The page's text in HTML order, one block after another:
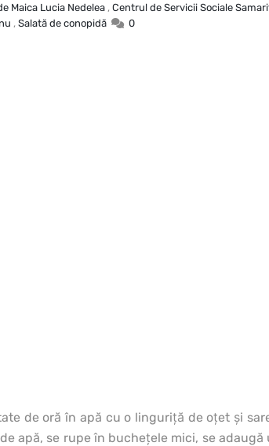
Maica Lucia Nedelea , Centrul de Servicii Sociale
, Salată de conopidă 0
de oră în apă cu o linguriţă de oţet şi
apă, se rupe în bucheţele mici, se